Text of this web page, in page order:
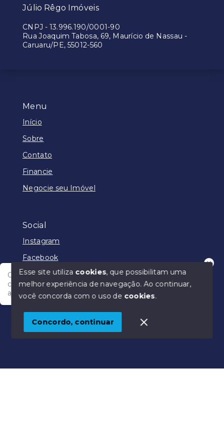
Menu
Início
Sobre
Contato
Financie
Negocie seu Imóvel
Social
Instagram
Facebook
© Copyright 2026 - Júlio Rêgo Imóveis - Todos os
SITE PARA IMOBILIARIA
Júlio Rêgo Imóveis
CNPJ - 13.996.190/0001-90
Rua Joaquim Tabosa, 69, Maurício de Nassau -
Caruaru/PE, 55012-560
Olá! Nosso atendimento funciona em horário
comercial e em breve vamos responder para te
ajudar.
Esse site utiliza cookies, que possibilitam uma
melhor experiência de navegação.Ao continuar,
você concorda com o uso de cookies.
Concordo, continuar